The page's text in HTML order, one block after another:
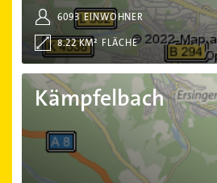
EINWOHNER
6093
FLÄCHE
8.22 KM²
Kämpfelbach
Kämpfelbach